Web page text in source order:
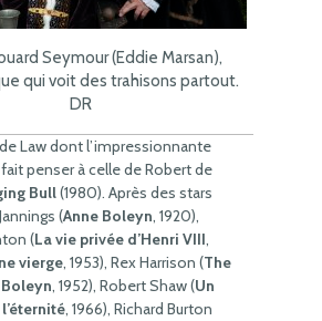
Seymour (Eddie Marsan),
qui voit des trahisons partout.
DR
Law dont l’impressionnante
penser à celle de Robert de
Bull(1980). Après des stars
(Anne Boleyn, 1920),
(La vie privée d’Henri VIII,
vierge, 1953), Rex Harrison (The
, 1952), Robert Shaw (Un
, 1966), Richard Burton